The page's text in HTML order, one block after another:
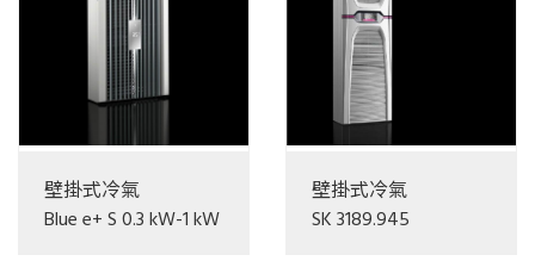
壁掛式冷氣
Blue e+ S 0.3 kW-1 kW
壁掛式冷氣
SK 3189.945